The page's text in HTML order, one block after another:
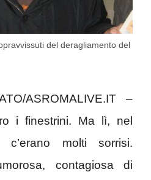
del deragliamento del
ASROMALIVE.IT –
i finestrini. Ma lì, nel
c’erano molti sorrisi.
contagiosa di